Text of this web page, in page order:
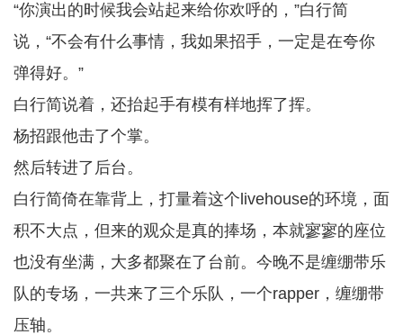
“你演出的时候我会站起来给你欢呼的，”白行简
说，“不会有什么事情，我如果招手，一定是在夸你
弹得好。”
白行简说着，还抬起手有模有样地挥了挥。
杨招跟他击了个掌。
然后转进了后台。
白行简倚在靠背上，打量着这个livehouse的环境，面
积不大点，但来的观众是真的捧场，本就寥寥的座位
也没有坐满，大多都聚在了台前。今晚不是缠绷带乐
队的专场，一共来了三个乐队，一个rapper，缠绷带
压轴。